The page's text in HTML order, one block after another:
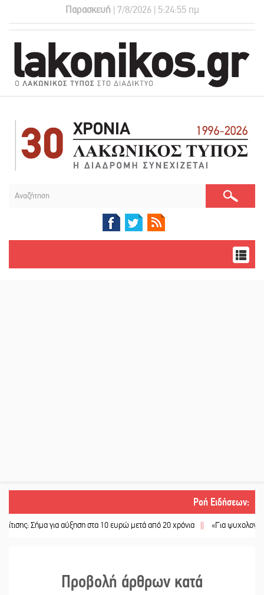
Παρασκευή | 7/8/2026 | 5:24:56 πμ
Ροή Ειδήσεων:
για αύξηση στα 10 ευρώ μετά από 20 χρόνια || «Για ψυχολογικούς
Προβολή άρθρων κατά